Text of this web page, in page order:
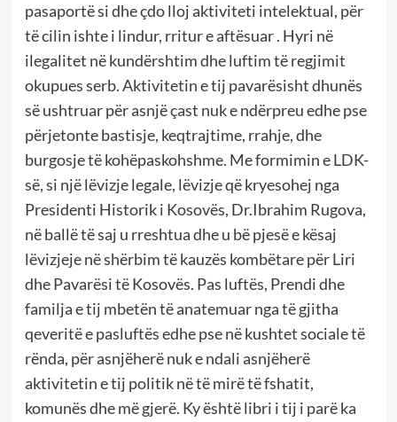
pasaportë si dhe çdo lloj aktiviteti intelektual, për
të cilin ishte i lindur, rritur e aftësuar . Hyri në
ilegalitet në kundërshtim dhe luftim të regjimit
okupues serb. Aktivitetin e tij pavarësisht dhunës
së ushtruar për asnjë çast nuk e ndërpreu edhe pse
përjetonte bastisje, keqtrajtime, rrahje, dhe
burgosje të kohëpaskohshme. Me formimin e LDK-
së, si një lëvizje legale, lëvizje që kryesohej nga
Presidenti Historik i Kosovës, Dr.Ibrahim Rugova,
në ballë të saj u rreshtua dhe u bë pjesë e kësaj
lëvizjeje në shërbim të kauzës kombëtare për Liri
dhe Pavarësi të Kosovës. Pas luftës, Prendi dhe
familja e tij mbetën të anatemuar nga të gjitha
qeveritë e pasluftës edhe pse në kushtet sociale të
rënda, për asnjëherë nuk e ndali asnjëherë
aktivitetin e tij politik në të mirë të fshatit,
komunës dhe më gjerë. Ky është libri i tij i parë ka